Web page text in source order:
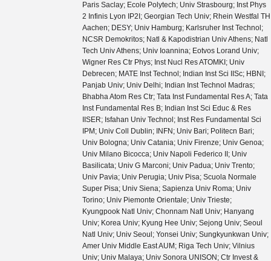
Paris Saclay; Ecole Polytech; Univ Strasbourg; Inst Phys
2 Infinis Lyon IP2I; Georgian Tech Univ; Rhein Westfal TH
Aachen; DESY; Univ Hamburg; Karlsruher Inst Technol;
NCSR Demokritos; Natl & Kapodistrian Univ Athens; Natl
Tech Univ Athens; Univ Ioannina; Eotvos Lorand Univ;
Wigner Res Ctr Phys; Inst Nucl Res ATOMKI; Univ
Debrecen; MATE Inst Technol; Indian Inst Sci IISc; HBNI;
Panjab Univ; Univ Delhi; Indian Inst Technol Madras;
Bhabha Atom Res Ctr; Tata Inst Fundamental Res A; Tata
Inst Fundamental Res B; Indian Inst Sci Educ & Res
IISER; Isfahan Univ Technol; Inst Res Fundamental Sci
IPM; Univ Coll Dublin; INFN; Univ Bari; Politecn Bari;
Univ Bologna; Univ Catania; Univ Firenze; Univ Genoa;
Univ Milano Bicocca; Univ Napoli Federico II; Univ
Basilicata; Univ G Marconi; Univ Padua; Univ Trento;
Univ Pavia; Univ Perugia; Univ Pisa; Scuola Normale
Super Pisa; Univ Siena; Sapienza Univ Roma; Univ
Torino; Univ Piemonte Orientale; Univ Trieste;
Kyungpook Natl Univ; Chonnam Natl Univ; Hanyang
Univ; Korea Univ; Kyung Hee Univ; Sejong Univ; Seoul
Natl Univ; Univ Seoul; Yonsei Univ; Sungkyunkwan Univ;
Amer Univ Middle East AUM; Riga Tech Univ; Vilnius
Univ; Univ Malaya; Univ Sonora UNISON; Ctr Invest &